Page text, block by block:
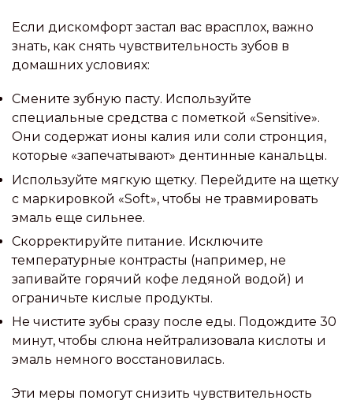
Если дискомфорт застал вас врасплох, важно
знать, как снять чувствительность зубов в
домашних условиях:
Смените зубную пасту. Используйте
специальные средства с пометкой «Sensitive».
Они содержат ионы калия или соли стронция,
которые «запечатывают» дентинные канальцы.
Используйте мягкую щетку. Перейдите на щетку
с маркировкой «Soft», чтобы не травмировать
эмаль еще сильнее.
Скорректируйте питание. Исключите
температурные контрасты (например, не
запивайте горячий кофе ледяной водой) и
ограничьте кислые продукты.
Не чистите зубы сразу после еды. Подождите 30
минут, чтобы слюна нейтрализовала кислоты и
эмаль немного восстановилась.
Эти меры помогут снизить чувствительность